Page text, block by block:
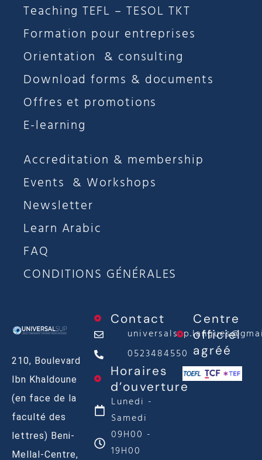
Teaching TEFL – TESOL TKT
Formation pour entreprises
Orientation & consulting
Download forms & documents
Offres et promotions
E-learning
Accreditation & membership
Events & Workshops
Newsletter
Learn Arabic
FAQ
CONDITIONS GÉNÉRALES
210, Boulevard
Ibn Khaldoune
(en face de la
faculté des
lettres) Beni-
Mellal-Centre,
Contact
0523484550
Horaires
d’ouverture
Lunedi -
Samedi
09H00 -
19H00
Centre
officiel
agréé